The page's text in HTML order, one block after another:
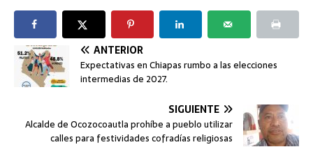
ANTERIOR
Expectativas en Chiapas rumbo a las elecciones
intermedias de 2027.
SIGUIENTE
Alcalde de Ocozocoautla prohíbe a pueblo utilizar
calles para festividades cofradías religiosas